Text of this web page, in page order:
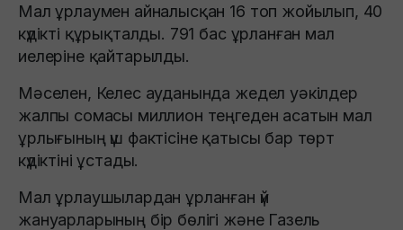
Мал ұрлаумен айналысқан 16 топ жойылып, 40
күдікті құрықталды. 791 бас ұрланған мал
иелеріне қайтарылды.
Мәселен, Келес ауданында жедел уәкілдер
жалпы сомасы миллион теңгеден асатын мал
ұрлығының үш фактісіне қатысы бар төрт
күдіктіні ұстады.
Мал ұрлаушылардан ұрланған үй
жануарларының бір бөлігі және Газель